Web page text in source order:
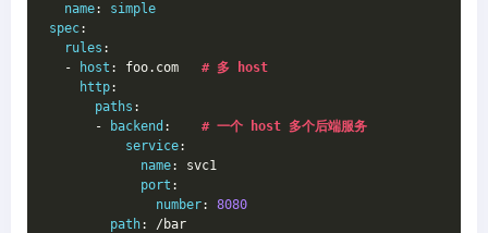
name: simple
spec:
rules :
-
host : foo.com # 多 host
http:
paths :
-
backend : # 一个 host 多个后端服务
service:
name: svc1
port :
number: 8080
path: /bar